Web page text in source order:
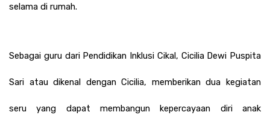
selama di rumah.
Sebagai guru dari Pendidikan Inklusi Cikal, Cicilia Dewi Puspita
Sari atau dikenal dengan Cicilia, memberikan dua kegiatan
seru yang dapat membangun kepercayaan diri anak